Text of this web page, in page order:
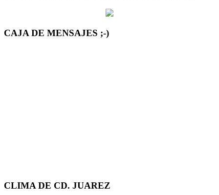
CAJA DE MENSAJES ;-)
CLIMA DE CD. JUAREZ